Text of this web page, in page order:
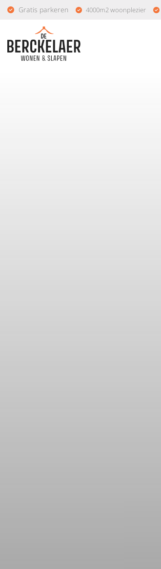
Gratis parkeren 4000m2 woonplezier